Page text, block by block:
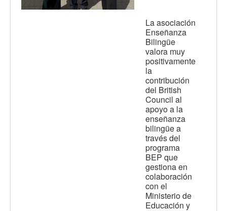
La asociación
Enseñanza
Bilingüe
valora muy
positivamente
la
contribución
del British
Council al
apoyo a la
enseñanza
bilingüe a
través del
programa
BEP que
gestiona en
colaboración
con el
Ministerio de
Educación y